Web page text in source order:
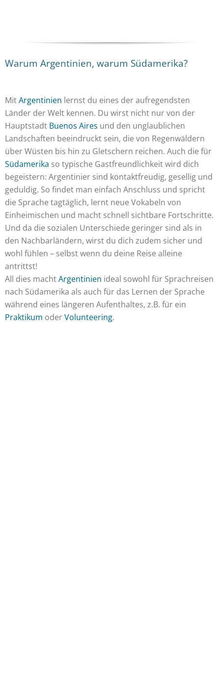
Warum Argentinien, warum Südamerika?
MitArgentinien lernst du eines der aufregendsten
Länder der Welt kennen. Du wirst nicht nur von der
Hauptstadt Buenos Aires und den unglaublichen
Landschaften beeindruckt sein, die von Regenwäldern
über Wüsten bis hin zu Gletschern reichen. Auch die für
Südamerika so typische Gastfreundlichkeit wird dich
begeistern: Argentinier sind kontaktfreudig, gesellig und
geduldig. So findet man einfach Anschluss und spricht
die Sprache tagtäglich, lernt neue Vokabeln von
Einheimischen und macht schnell sichtbare Fortschritte.
Und da die sozialen Unterschiede geringer sind als in
den Nachbarländern, wirst du dich zudem sicher und
wohl fühlen – selbst wenn du deine Reise alleine
antrittst!
All dies machtArgentinien ideal sowohl für Sprachreisen
nach Südamerika als auch für das Lernen der Sprache
während eines längeren Aufenthaltes, z.B. für ein
Praktikum oderVolunteering.